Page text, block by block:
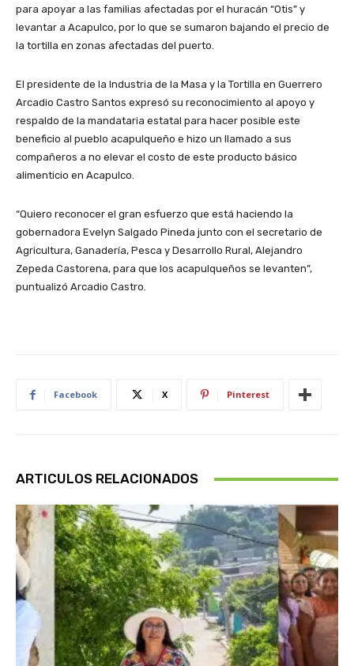
para apoyar a las familias afectadas por el huracán “Otis” y
levantar a Acapulco, por lo que se sumaron bajando el precio de
la tortilla en zonas afectadas del puerto.
El presidente de la Industria de la Masa y la Tortilla en Guerrero
Arcadio Castro Santos expresó su reconocimiento al apoyo y
respaldo de la mandataria estatal para hacer posible este
beneficio al pueblo acapulqueño e hizo un llamado a sus
compañeros a no elevar el costo de este producto básico
alimenticio en Acapulco.
“Quiero reconocer el gran esfuerzo que está haciendo la
gobernadora Evelyn Salgado Pineda junto con el secretario de
Agricultura, Ganadería, Pesca y Desarrollo Rural, Alejandro
Zepeda Castorena, para que los acapulqueños se levanten”,
puntualizó Arcadio Castro.
Facebook X Pinterest
ARTICULOS RELACIONADOS